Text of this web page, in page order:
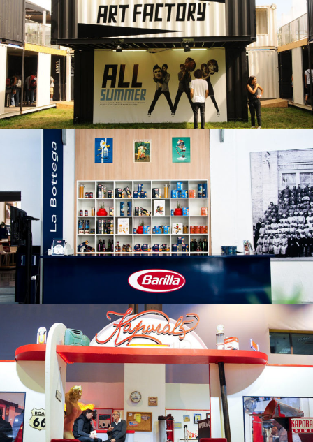
Pop-up store
stand - pop-up store
Stand
stand - pop-up store
Logistique
logistique